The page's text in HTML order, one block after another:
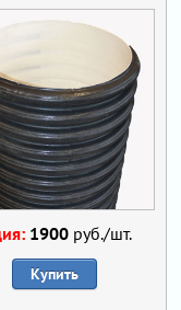
1900руб./шт.
Купить